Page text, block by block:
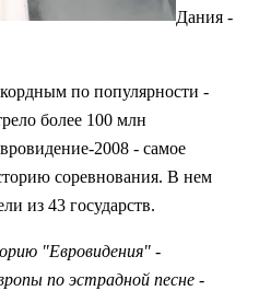
Дания -
по популярности -
более 100 млн
2008 - самое
соревнования. В нем
из 43 государств.
"Евровидения" -
по эстрадной песне -